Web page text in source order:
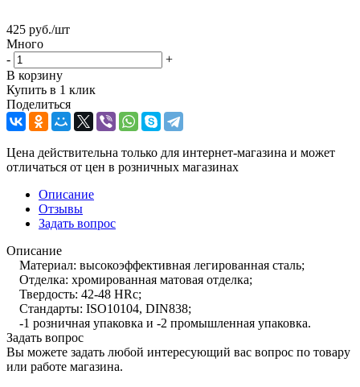
425 руб./шт
Много
-
+
В корзину
Купить в 1 клик
Поделиться
Цена действительна только для интернет-магазина и может
отличаться от цен в розничных магазинах
Описание
Отзывы
Задать вопрос
Описание
Материал: высокоэффективная легированная сталь;
Отделка: хромированная матовая отделка;
Твердость: 42-48 HRc;
Стандарты: ISO10104, DIN838;
-1 розничная упаковка и -2 промышленная упаковка.
Задать вопрос
Вы можете задать любой интересующий вас вопрос по товару
или работе магазина.